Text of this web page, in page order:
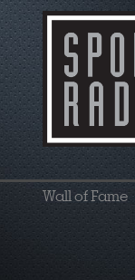
Wall of Fame